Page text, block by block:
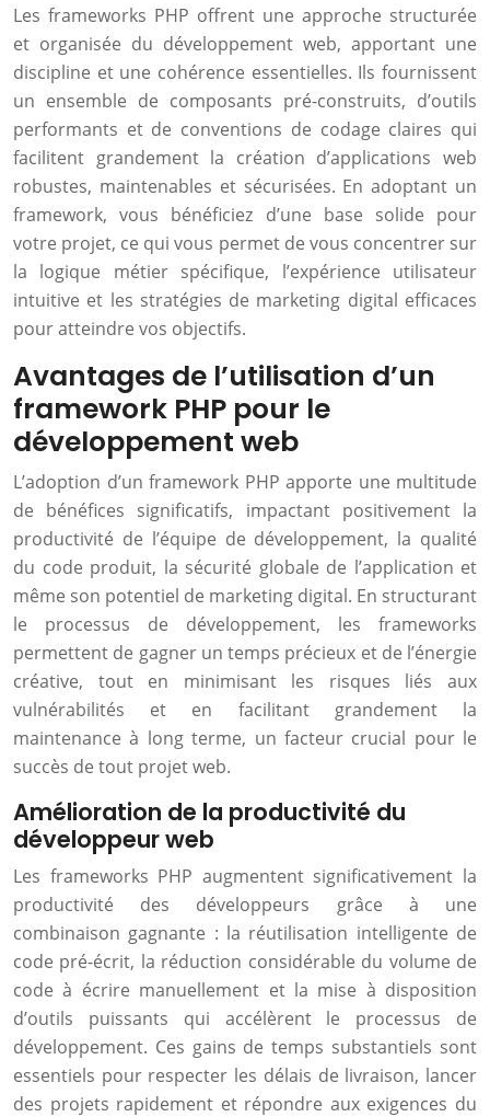
Les frameworks PHP offrent une approche structurée
et organisée du développement web, apportant une
discipline et une cohérence essentielles. Ils fournissent
un ensemble de composants pré-construits, d’outils
performants et de conventions de codage claires qui
facilitent grandement la création d’applications web
robustes, maintenables et sécurisées. En adoptant un
framework, vous bénéficiez d’une base solide pour
votre projet, ce qui vous permet de vous concentrer sur
la logique métier spécifique, l’expérience utilisateur
intuitive et les stratégies de marketing digital efficaces
pour atteindre vos objectifs.
Avantages de l’utilisation d’un
framework PHP pour le
développement web
L’adoption d’un framework PHP apporte une multitude
de bénéfices significatifs, impactant positivement la
productivité de l’équipe de développement, la qualité
du code produit, la sécurité globale de l’application et
même son potentiel de marketing digital. En structurant
le processus de développement, les frameworks
permettent de gagner un temps précieux et de l’énergie
créative, tout en minimisant les risques liés aux
vulnérabilités et en facilitant grandement la
maintenance à long terme, un facteur crucial pour le
succès de tout projet web.
Amélioration de la productivité du
développeur web
Les frameworks PHP augmentent significativement la
productivité des développeurs grâce à une
combinaison gagnante : la réutilisation intelligente de
code pré-écrit, la réduction considérable du volume de
code à écrire manuellement et la mise à disposition
d’outils puissants qui accélèrent le processus de
développement. Ces gains de temps substantiels sont
essentiels pour respecter les délais de livraison, lancer
des projets rapidement et répondre aux exigences du